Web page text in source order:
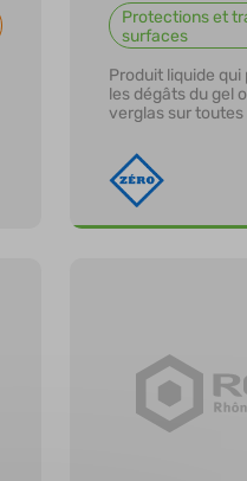
Protections et
surfaces
Produit liquide
les dégâts du gel
verglas sur
En savoir plus